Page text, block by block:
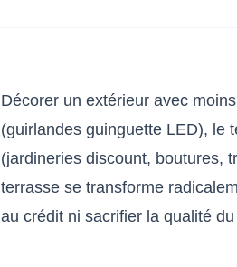
Décorer un extérieur avec
(guirlandes guinguette LED), le
(jardineries discount, boutures,
terrasse se transforme
au crédit ni sacrifier la qualité